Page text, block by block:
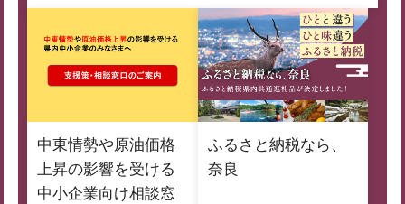
中東情勢や原油価格
上昇の影響を受ける
中小企業向け相談窓
ふるさと納税なら、
奈良